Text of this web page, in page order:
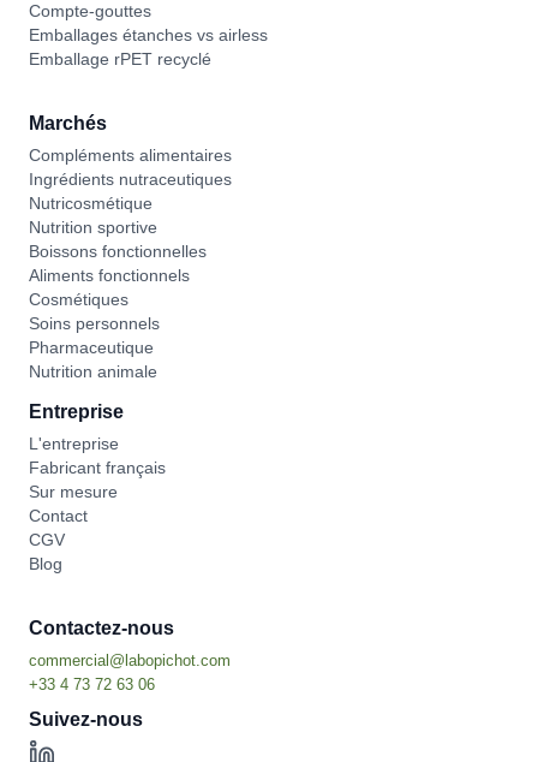
Compte-gouttes
Emballages étanches vs airless
Emballage rPET recyclé
Marchés
Compléments alimentaires
Ingrédients nutraceutiques
Nutricosmétique
Nutrition sportive
Boissons fonctionnelles
Aliments fonctionnels
Cosmétiques
Soins personnels
Pharmaceutique
Nutrition animale
Entreprise
L'entreprise
Fabricant français
Sur mesure
Contact
CGV
Blog
Contactez-nous
Suivez-nous